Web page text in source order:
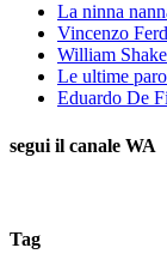
La ninna
Vincenzo
William
Le ultime
Eduardo De
segui il canale WA
Tag